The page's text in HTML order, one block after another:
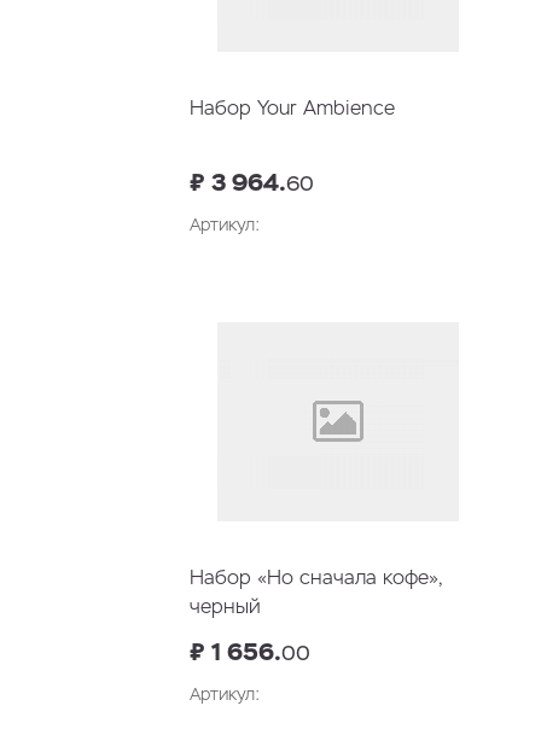
Набор Your Ambience
₽ 3 964.60
Артикул:
Набор «Но сначала кофе»,
черный
₽ 1 656.00
Артикул: